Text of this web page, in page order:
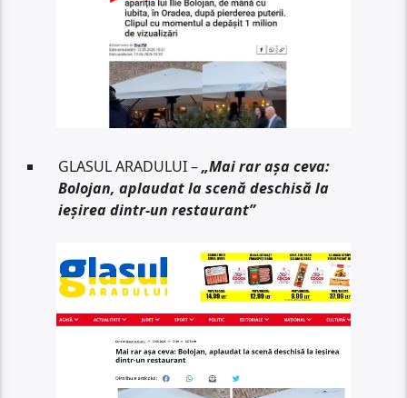
GLASUL ARADULUI –„Mai rar așa ceva:
Bolojan, aplaudat la scenă deschisă la
ieșirea dintr-un restaurant”